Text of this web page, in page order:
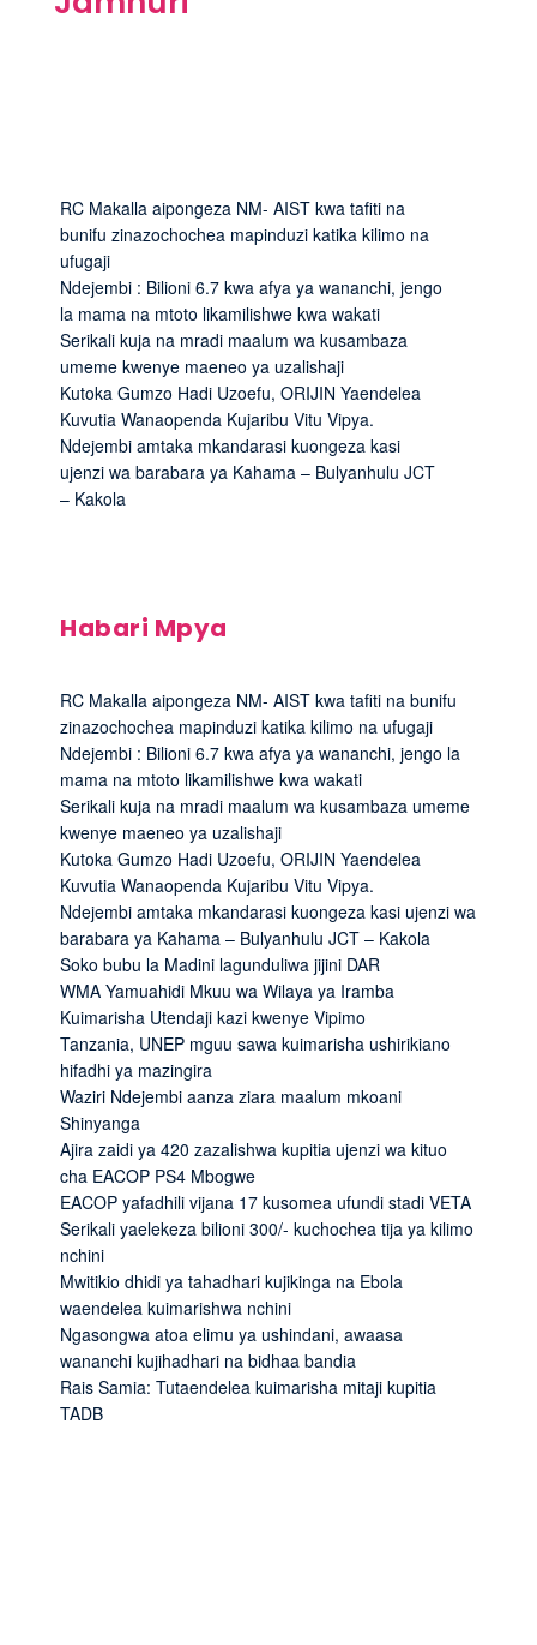
RC Makalla aipongeza NM- AIST kwa tafiti na
bunifu zinazochochea mapinduzi katika kilimo na
ufugaji
Ndejembi : Bilioni 6.7 kwa afya ya wananchi, jengo
la mama na mtoto likamilishwe kwa wakati
Serikali kuja na mradi maalum wa kusambaza
umeme kwenye maeneo ya uzalishaji
Kutoka Gumzo Hadi Uzoefu, ORIJIN Yaendelea
Kuvutia Wanaopenda Kujaribu Vitu Vipya.
Ndejembi amtaka mkandarasi kuongeza kasi
ujenzi wa barabara ya Kahama – Bulyanhulu JCT
– Kakola
Habari Mpya
RC Makalla aipongeza NM- AIST kwa tafiti na bunifu
zinazochochea mapinduzi katika kilimo na ufugaji
Ndejembi : Bilioni 6.7 kwa afya ya wananchi, jengo la
mama na mtoto likamilishwe kwa wakati
Serikali kuja na mradi maalum wa kusambaza umeme
kwenye maeneo ya uzalishaji
Kutoka Gumzo Hadi Uzoefu, ORIJIN Yaendelea
Kuvutia Wanaopenda Kujaribu Vitu Vipya.
Ndejembi amtaka mkandarasi kuongeza kasi ujenzi wa
barabara ya Kahama – Bulyanhulu JCT – Kakola
Soko bubu la Madini lagunduliwa jijini DAR
WMA Yamuahidi Mkuu wa Wilaya ya Iramba
Kuimarisha Utendaji kazi kwenye Vipimo
Tanzania, UNEP mguu sawa kuimarisha ushirikiano
hifadhi ya mazingira
Waziri Ndejembi aanza ziara maalum mkoani
Shinyanga
Ajira zaidi ya 420 zazalishwa kupitia ujenzi wa kituo
cha EACOP PS4 Mbogwe
EACOP yafadhili vijana 17 kusomea ufundi stadi VETA
Serikali yaelekeza bilioni 300/- kuchochea tija ya kilimo
nchini
Mwitikio dhidi ya tahadhari kujikinga na Ebola
waendelea kuimarishwa nchini
Ngasongwa atoa elimu ya ushindani, awaasa
wananchi kujihadhari na bidhaa bandia
Rais Samia: Tutaendelea kuimarisha mitaji kupitia
TADB